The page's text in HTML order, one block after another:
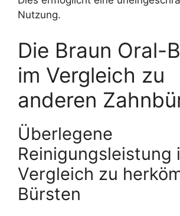
Nutzung.
Die Braun Oral-
im Vergleich zu
anderen
Überlegene
Reinigungsleistung
Vergleich zu
Bürsten